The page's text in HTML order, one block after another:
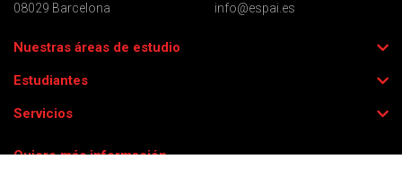
08029 Barcelona
info@espai.es
Nuestras áreas de estudio
Estudiantes
Servicios
Quiero más información